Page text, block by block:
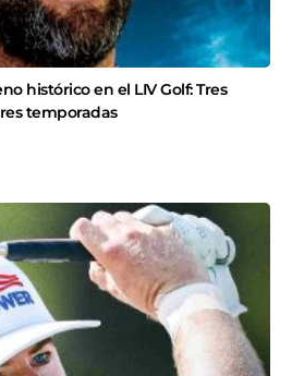
histórico en el LIV Golf: Tres
temporadas